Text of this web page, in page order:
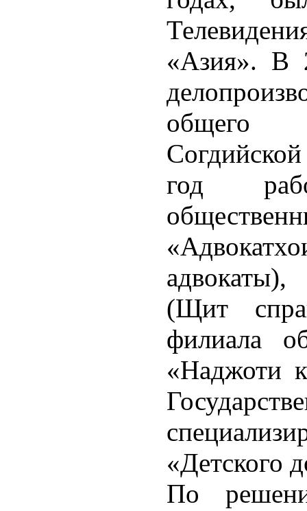
«Азия». В
общего
год
адвокаты),
(Щит
филиала
«Наджоти
«Детского
По